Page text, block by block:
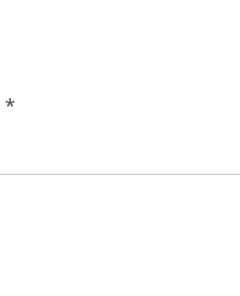
*